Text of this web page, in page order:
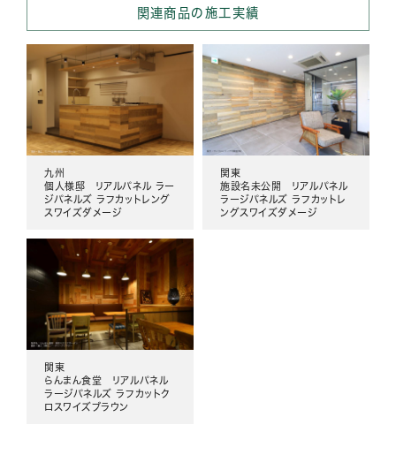
関連商品の施工実績
九州
個人様邸 リアルパネル ラー
ジパネルズ ラフカットレング
スワイズダメージ
関東
施設名未公開 リアルパネル
ラージパネルズ ラフカットレ
ングスワイズダメージ
関東
らんまん食堂 リアルパネル
ラージパネルズ ラフカットク
ロスワイズブラウン